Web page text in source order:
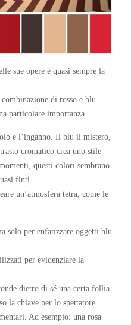
sue opere è quasi sempre la
di rosso e blu.
particolare importanza.
e l’inganno. Il blu il mistero,
cromatico crea uno stile
questi colori sembrano
finti.
un’atmosfera tetra, come le
solo per enfatizzare oggetti blu
per evidenziare la
dietro di sé una certa follia
la chiave per lo spettatore.
Ad esempio: una rosa